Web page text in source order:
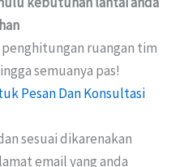
ruangan tim
semuanya pas!
Pesan Dan Konsultasi
sesuai dikarenakan
email yang anda